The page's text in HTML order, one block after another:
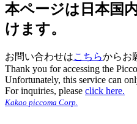
本ページは日本国
けます。
お問い合わせはこちらからお
Thank you for accessing the
Unfortunately, this service can
For inquiries, please click here.
Kakao piccoma Corp.